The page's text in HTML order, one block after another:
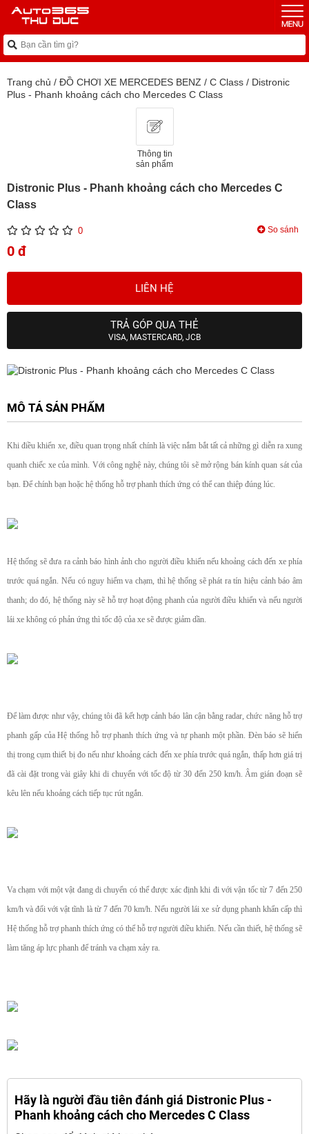
Trang chủ / ĐỒ CHƠI XE MERCEDES BENZ / C Class / Distronic
Plus - Phanh khoảng cách cho Mercedes C Class
Thông tin
sản phẩm
Distronic Plus - Phanh khoảng cách cho Mercedes C
Class
0 So sánh
0 đ
LIÊN HỆ
TRẢ GÓP QUA THẺ
VISA, MASTERCARD, JCB
MÔ TẢ SẢN PHẨM
Khi điều khiển xe, điều quan trọng nhất chính là việc nắm bắt tất cả những gì diễn ra xung
quanh chiếc xe của mình. Với công nghệ này, chúng tôi sẽ mở rộng bán kính quan sát của
bạn. Để chính bạn hoặc hệ thống hỗ trợ phanh thích ứng có thể can thiệp đúng lúc.
Hệ thống sẽ đưa ra cảnh báo hình ảnh cho người điều khiển nếu khoảng cách đến xe phía
trước quá ngắn. Nếu có nguy hiểm va chạm, thì hệ thống sẽ phát ra tín hiệu cảnh báo âm
thanh; do đó, hệ thống này sẽ hỗ trợ hoạt động phanh của người điều khiển và nếu người
lái xe không có phản ứng thì tốc độ của xe sẽ được giảm dần.
Để làm được như vậy, chúng tôi đã kết hợp cảnh báo lân cận bằng radar, chức năng hỗ trợ
phanh gấp của Hệ thống hỗ trợ phanh thích ứng và tự phanh một phần. Đèn báo sẽ hiển
thị trong cụm thiết bị đo nếu như khoảng cách đến xe phía trước quá ngắn, thấp hơn giá trị
đã cài đặt trong vài giây khi di chuyển với tốc độ từ 30 đến 250 km/h. Âm gián đoạn sẽ
kêu lên nếu khoảng cách tiếp tục rút ngắn.
Va chạm với một vật đang di chuyển có thể được xác định khi đi với vận tốc từ 7 đến 250
km/h và đối với vật tĩnh là từ 7 đến 70 km/h. Nếu người lái xe sử dụng phanh khẩn cấp thì
Hệ thống hỗ trợ phanh thích ứng có thể hỗ trợ người điều khiển. Nếu cần thiết, hệ thống sẽ
làm tăng áp lực phanh để tránh va chạm xảy ra.
Hãy là người đầu tiên đánh giá Distronic Plus -
Phanh khoảng cách cho Mercedes C Class